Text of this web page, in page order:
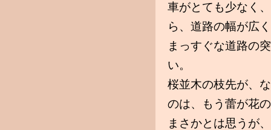
車がとても少なく
ら、道路の幅が広
まっすぐな道路の
い。
桜並木の枝先が、
のは、もう蕾が花
まさかとは思うが